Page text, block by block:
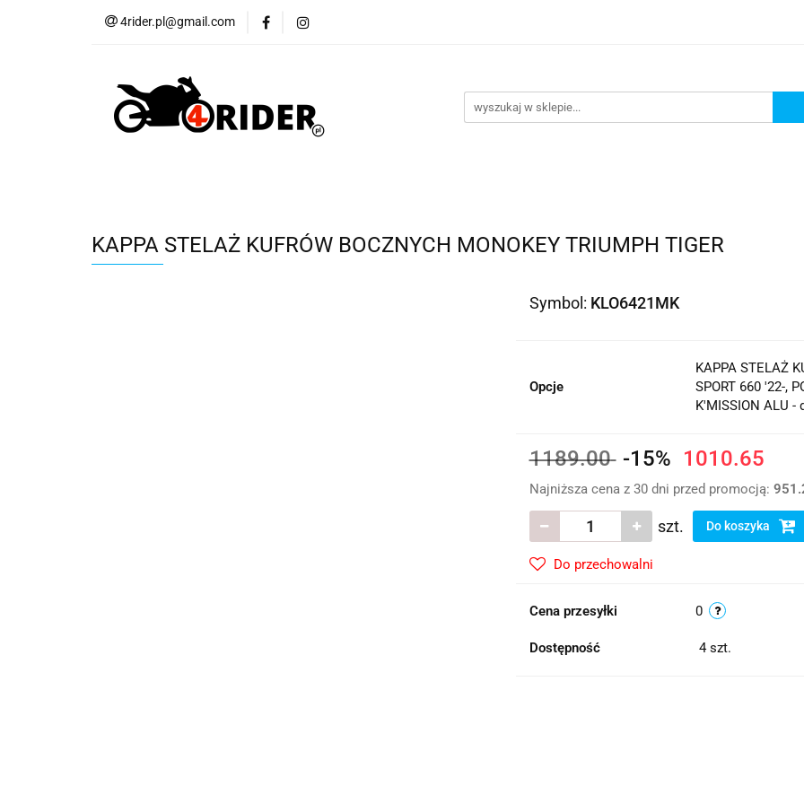
4rider.pl@gmail.com
Akcesoria motocyklowe
Dla dzieci Dla kobiet Cross i enduro
KAPPA STELAŻ KUFRÓW BOCZNYCH MONOKEY TRIUMPH TIGER
Symbol: KLO6421MK
Opcje
KAPPA STELAŻ
SPORT 660 '22-,
K'MISSION ALU -
1189.00 -15% 1010.65
Najniższa cena z 30 dni przed promocją:
szt. Do koszyka
Do przechowalni
Cena przesyłki 0
Dostępność 4 szt.